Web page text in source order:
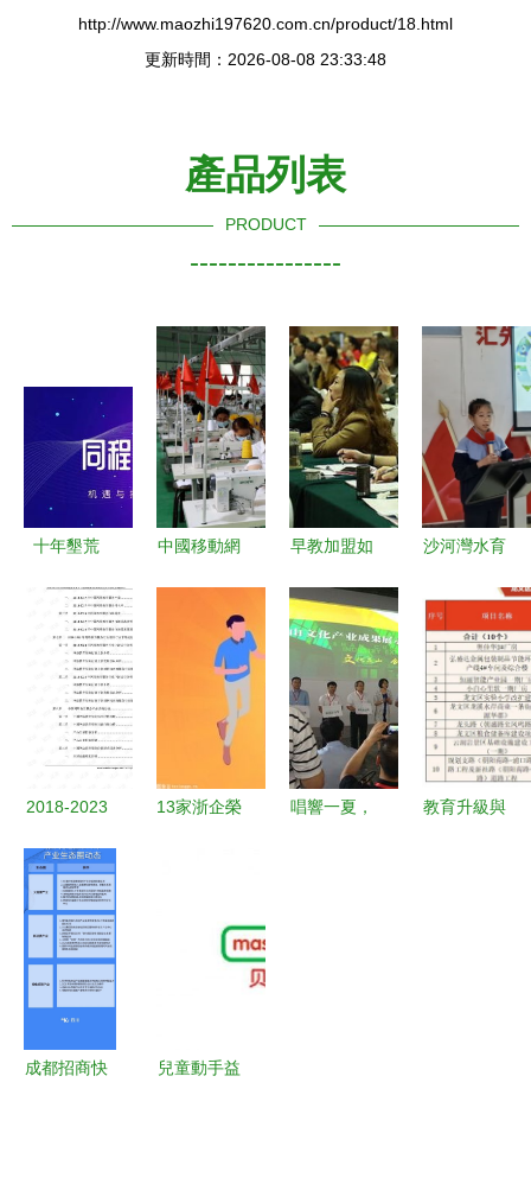
http://www.maozhi197620.com.cn/product/18.html
更新時間：2026-08-08 23:33:48
產品列表
PRODUCT
----------------
十年墾荒
人、1000
億市值與教
育投資的新
想象——同
程資本閉門
中國移動網
助新疆疏勒
縣摘掉貧困
帽 教育項
目投資鑄就
脫貧基石
早教加盟如
總部 教育
項目投資的
實用指南
沙河灣水育
討會 共筑
青少年水環
境教育的創
新愿景
2018-2023
教育服務項
目行業市場
深度調研及
投資戰略研
究分析報告
13家浙企榮
哈教育投資
唱響一夏，
教育升級與
成都招商快
兒童動手益